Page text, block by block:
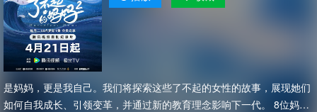
是妈妈，更是我自己。我们将探索这些了不起的女性的故事，展现她们
如何自我成长、引领变革，并通过新的教育理念影响下一代。 8位妈